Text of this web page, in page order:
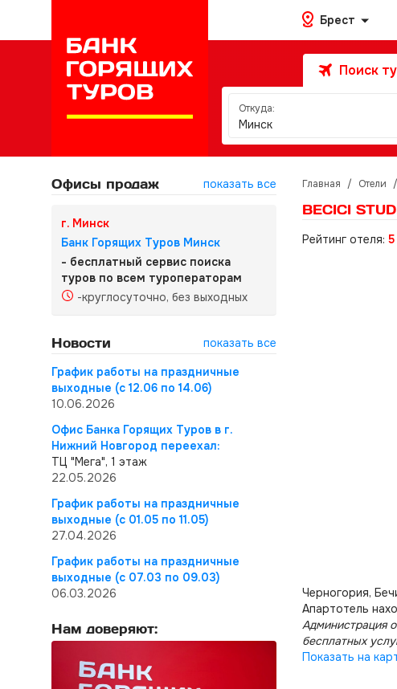
Брест
Поиск
Откуда:
Минск
Офисы продаж показать все
г. Минск
Банк Горящих Туров Минск
- бесплатный сервис поиска
туров по всем туроператорам
-круглосуточно, без выходных
Новости
показать все
График работы на праздничные
выходные (с 12.06 по 14.06)
10.06.2026
Офис Банка Горящих Туров в г.
Нижний Новгород переехал:
ТЦ "Мега", 1 этаж
22.05.2026
График работы на праздничные
выходные (с 01.05 по 11.05)
27.04.2026
График работы на праздничные
выходные (с 07.03 по 09.03)
06.03.2026
Нам доверяют:
Главная / Отели /
BECICI
Рейтинг отеля: 5
Черногория,
Апартотель
Администрация
бесплатных
Показать на